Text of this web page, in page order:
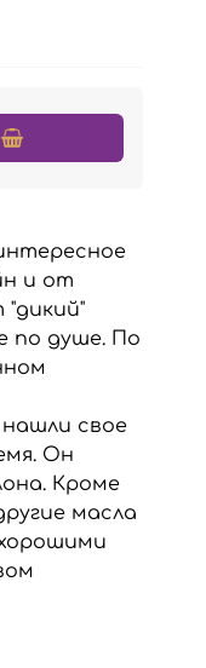
и от
"дикий"
по душе. По
свое
Он
Кроме
масла